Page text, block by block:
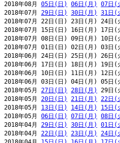
2018年08月 05日(日) 06日(月) 07日(
2018年07月 29日(日) 30日(月) 31日(
2018年07月 22日(日) 23日(月) 24日
2018年07月 15日(日) 16日(月) 17
2018年07月 08日(日) 09日(月) 10
2018年07月 01日(日) 02日(月) 03
2018年06月 24日(日) 25日(月) 26
2018年06月 17日(日) 18日(月) 19
2018年06月 10日(日) 11日(月) 12
2018年06月 03日(日) 04日(月) 05
2018年05月 27日(日) 28日(月)
29日
2018年05月 20日(日) 21日(月) 22日(
2018年05月 13日(日) 14日(月) 15日(
2018年05月 06日(日) 07日(月) 08日(
2018年04月 29日(日) 30日(月) 01日(
2018年04月 22日(日) 23日(月) 24日(